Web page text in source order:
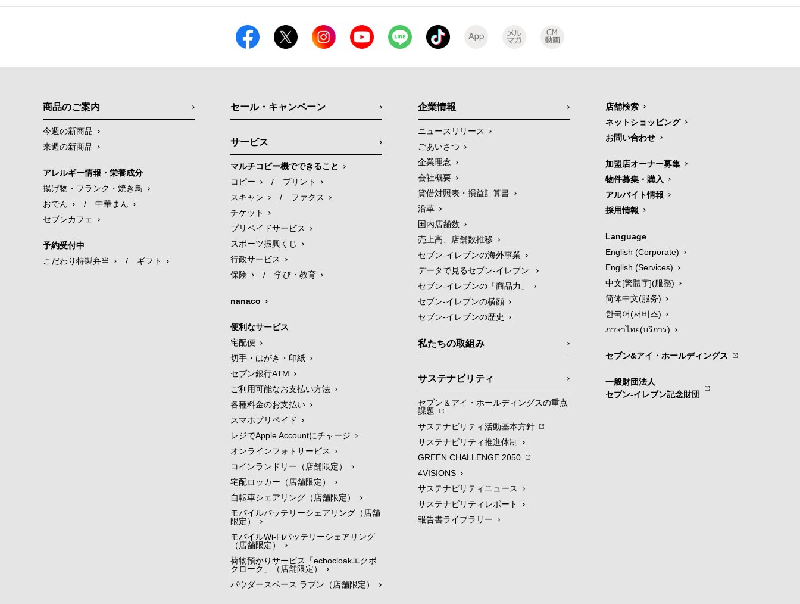
商品のご案内
今週の新商品
来週の新商品
アレルギー情報・栄養成分
揚げ物・フランク・焼き鳥
おでん
/
中華まん
セブンカフェ
予約受付中
こだわり特製弁当
/ ギフト
セール・キャンペーン
サービス
マルチコピー機でできること
コピー
/
プリント
スキャン
/
ファクス
チケット
プリペイドサービス
スポーツ振興くじ
行政サービス
保険
/ 学び・教育
nanaco
便利なサービス
宅配便
切手・はがき・印紙
セブン銀行ATM
ご利用可能なお支払い方法
各種料金のお支払い
スマホプリペイド
レジでApple Accountにチャージ
オンラインフォトサービス
コインランドリー（店舗限定）
宅配ロッカー（店舗限定）
自転車シェアリング（店舗限定）
モバイルバッテリーシェアリング（店舗
限定）
モバイルWi-Fiバッテリーシェアリング
（店舗限定）
荷物預かりサービス「ecbocloakエクボ
クローク」（店舗限定）
パウダースペース ラブン（店舗限定）
企業情報
ニュースリリース
ごあいさつ
企業理念
会社概要
貸借対照表・損益計算書
沿革
国内店舗数
売上高、店舗数推移
セブン‐イレブンの海外事業
データで見るセブン‐イレブン
セブン‐イレブンの「商品力」
セブン-イレブンの横顔
セブン-イレブンの歴史
私たちの取組み
サステナビリティ
セブン＆アイ・ホールディングスの重点
課題
サステナビリティ活動基本方針
サステナビリティ推進体制
GREEN CHALLENGE 2050
4VISIONS
サステナビリティニュース
サステナビリティレポート
報告書ライブラリー
店舗検索
ネットショッピング
お問い合わせ
加盟店オーナー募集
物件募集・購入
アルバイト情報
採用情報
Language
English (Corporate)
English (Services)
中文[繁體字](服務)
简体中文(服务)
한국어(서비스)
ภาษาไทย(บริการ)
セブン&アイ・ホールディングス
一般財団法人
セブン-イレブン記念財団